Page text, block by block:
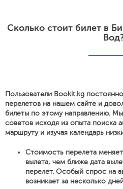
Сколько стоит билет в
Пользователи Bookit.kg
перелетов на нашем сайте и
билеты по этому направлению.
советов исходя из опыта поиска
маршруту и изучая календарь
Стоимость перелета
вылета, чем ближе дата
перелет. Особый спрос на
возникает за несколько